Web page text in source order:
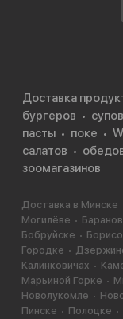
Доставка
бургеров
супов
пасты
поке
салатов
зоомагазинов
Доставка в Минске
Могилёве
Бобруйске
Городке
Калинковичах
Марьиной Горке
Новолукомле
Пинске
Полоцке